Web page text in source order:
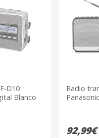
D10
Blanco
Radio
92,99€